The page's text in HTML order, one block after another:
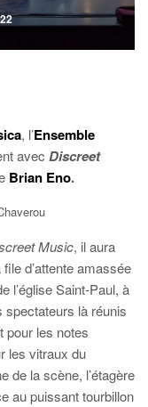
, l’Ensemble
avec Discreet
Brian Eno.
Music, il aura
d’attente amassée
l’église Saint-Paul, à
spectateurs là réunis
pour les notes
les vitraux du
de la scène, l’étagère
au puissant tourbillon